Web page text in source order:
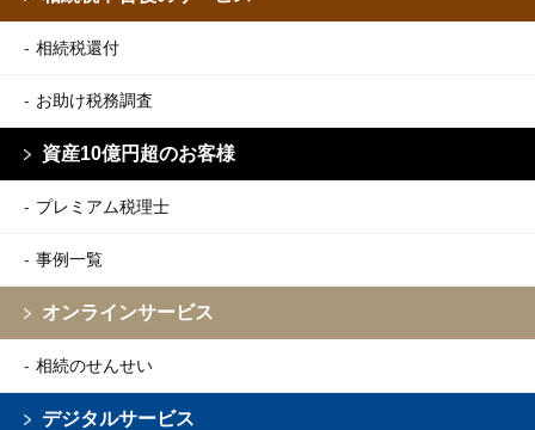
相続税還付
お助け税務調査
資産10億円超のお客様
プレミアム税理士
事例一覧
オンラインサービス
相続のせんせい
デジタルサービス